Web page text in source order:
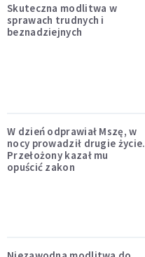
Skuteczna modlitwa w
sprawach trudnych i
beznadziejnych
W dzień odprawiał Mszę, w
nocy prowadził drugie życie.
Przełożony kazał mu
opuścić zakon